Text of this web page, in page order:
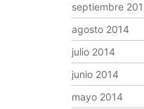
septiembre
agosto 2014
julio 2014
junio 2014
mayo 2014